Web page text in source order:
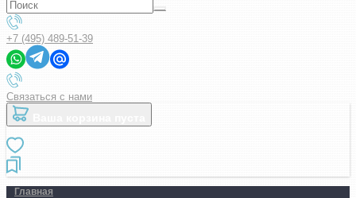
+7 (495) 489-51-39
Связаться с нами
Главная